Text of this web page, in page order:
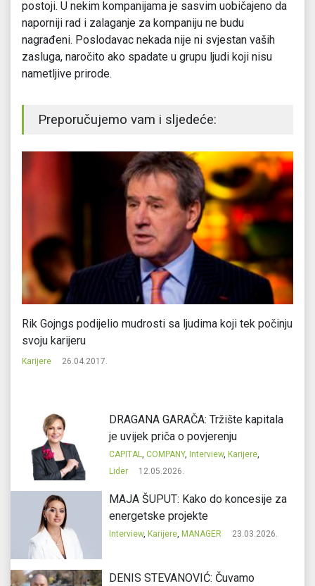
postoji. U nekim kompanijama je sasvim uobičajeno da
naporniji rad i zalaganje za kompaniju ne budu
nagrađeni. Poslodavac nekada nije ni svjestan vaših
zasluga, naročito ako spadate u grupu ljudi koji nisu
nametljive prirode.
Preporučujemo vam i sljedeće:
Rik Gojngs podijelio mudrosti sa ljudima koji tek počinju
svoju karijeru
Karijere 26.04.2017.
DRAGANA GARAČA: Tržište kapitala
je uvijek priča o povjerenju
CAPITAL, COMPANY, Interview, Karijere,
Lider
12.05.2026.
MAJA ŠUPUT: Kako do koncesije za
energetske projekte
Interview, Karijere, MANAGER 23.03.2026.
DENIS STEVANOVIĆ: Čuvamo